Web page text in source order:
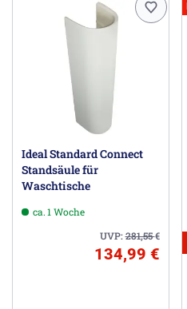
Ideal Standard Connect
Standsäule für
Waschtische
ca. 1 Woche
UVP:281,55€
134,99 €